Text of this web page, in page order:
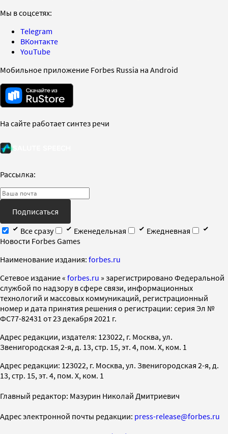
Мы в соцсетях:
Telegram
ВКонтакте
YouTube
Мобильное приложение Forbes Russia на Android
На сайте работает синтез речи
Рассылка:
Подписаться
Все сразу
Еженедельная
Ежедневная
Новости Forbes Games
Наименование издания: forbes.ru
Cетевое издание « forbes.ru » зарегистрировано Федеральной
службой по надзору в сфере связи, информационных
технологий и массовых коммуникаций, регистрационный
номер и дата принятия решения о регистрации: серия Эл №
ФС77-82431 от 23 декабря 2021 г.
Адрес редакции, издателя: 123022, г. Москва, ул.
Звенигородская 2-я, д. 13, стр. 15, эт. 4, пом. X, ком. 1
Адрес редакции: 123022, г. Москва, ул. Звенигородская 2-я, д.
13, стр. 15, эт. 4, пом. X, ком. 1
Главный редактор: Мазурин Николай Дмитриевич
Адрес электронной почты редакции: press-release@forbes.ru